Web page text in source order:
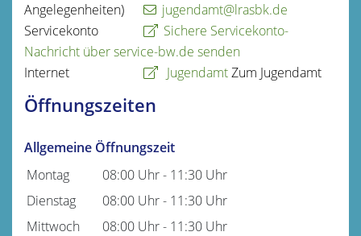
Angelegenheiten)
jugendamt@lrasbk.de
Servicekonto
Sichere Servicekonto-
Nachricht über service-bw.de senden
Internet
JugendamtZum Jugendamt
Öffnungszeiten
Allgemeine Öffnungszeit
Montag
08:00 Uhr- 11:30 Uhr
Dienstag
08:00 Uhr- 11:30 Uhr
Mittwoch
08:00 Uhr- 11:30 Uhr